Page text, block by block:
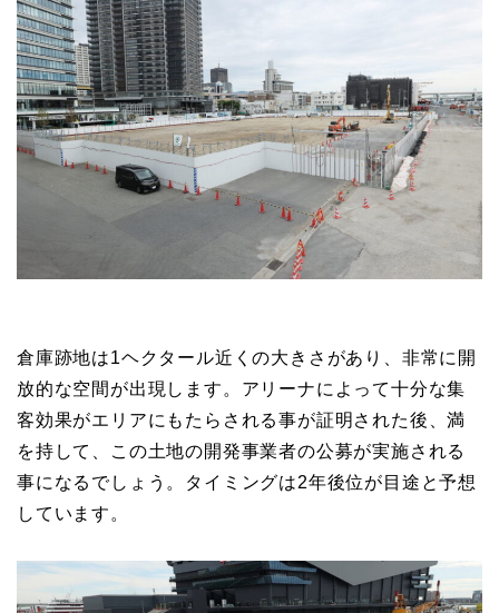
倉庫跡地は1ヘクタール近くの大きさがあり、非常に開
放的な空間が出現します。アリーナによって十分な集
客効果がエリアにもたらされる事が証明された後、満
を持して、この土地の開発事業者の公募が実施される
事になるでしょう。タイミングは2年後位が目途と予想
しています。